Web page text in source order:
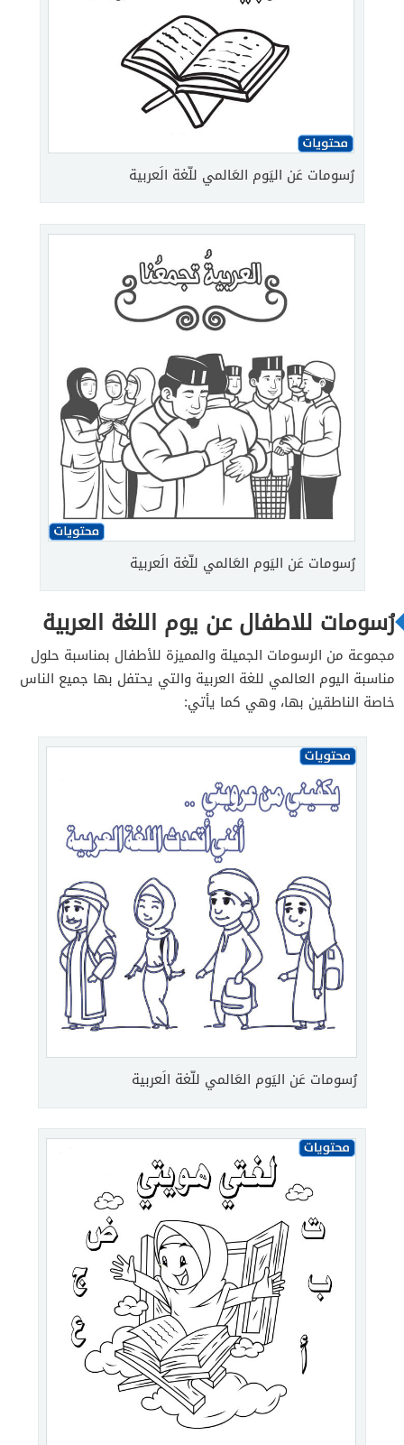
رُسومات عَن اليَوم العَالمي للّغة الَعربية
رُسومات عَن اليَوم العَالمي للّغة الَعربية
رُسومات للاطفال عن يوم اللغة العربية
مجموعة من الرسومات الجميلة والمميزة للأطفال بمناسبة حلول
مناسبة اليوم العالمي للغة العربية والتي يحتفل بها جميع الناس
خاصة الناطقين بها، وهي كما يأتي:
رُسومات عَن اليَوم العَالمي للّغة الَعربية